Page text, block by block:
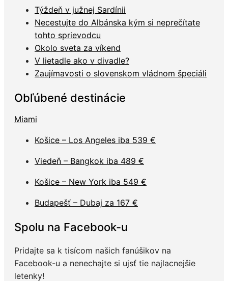
Týždeň v južnej Sardínii
Necestujte do Albánska kým si neprečítate
tohto sprievodcu
Okolo sveta za víkend
V lietadle ako v divadle?
Zaujímavosti o slovenskom vládnom špeciáli
Obľúbené destinácie
Miami
Košice – Los Angeles iba 539 €
Viedeň – Bangkok iba 489 €
Košice – New York iba 549 €
Budapešť – Dubaj za 167 €
Spolu na Facebook-u
Pridajte sa k tisícom našich fanúšikov na
Facebook-u a nenechajte si ujsť tie najlacnejšie
letenky!